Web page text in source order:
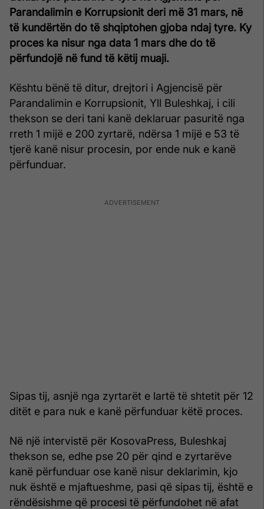
Parandalimin e Korrupsionit deri më 31 mars, në
të kundërtën do të shqiptohen gjoba ndaj tyre. Ky
proces ka nisur nga data 1 mars dhe do të
përfundojë në fund të këtij muaji.
Kështu bënë të ditur, drejtori i Agjencisë për
Parandalimin e Korrupsionit, Yll Buleshkaj, i cili
thekson se deri tani kanë deklaruar pasuritë nga
rreth 1 mijë e 200 zyrtarë, ndërsa 1 mijë e 53 të
tjerë kanë nisur procesin, por ende nuk e kanë
përfunduar.
Sipas tij, asnjë nga zyrtarët e lartë të shtetit për 12
ditët e para nuk e kanë përfunduar këtë proces.
Në një intervistë për KosovaPress, Buleshkaj
thekson se, edhe pse 20 për qind e zyrtarëve
kanë përfunduar ose kanë nisur deklarimin, kjo
nuk është e mjaftueshme, pasi që sipas tij, është e
rëndësishme që procesi të përfundohet në afat